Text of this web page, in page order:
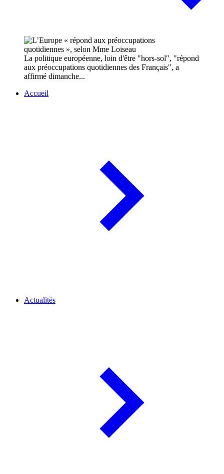
La politique européenne, loin d'être "hors-sol", "répond
aux préoccupations quotidiennes des Français", a
affirmé dimanche...
Accueil
Actualités